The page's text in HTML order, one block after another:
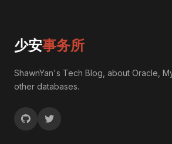
少安事务所
ShawnYan's Tech Blog, about Oracle,
other databases.